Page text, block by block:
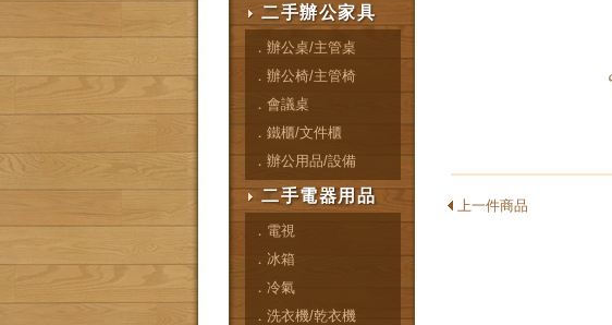
二手辦公家具
．辦公桌/主管桌
．辦公椅/主管椅
．會議桌
．鐵櫃/文件櫃
．辦公用品/設備
二手電器用品
．電視
．冰箱
．冷氣
．洗衣機/乾衣機
上一件商品